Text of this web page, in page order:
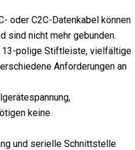
oder C2C-Datenkabel können
sind nicht mehr gebunden.
polige Stiftleiste, vielfältige
Anforderungen an
keine
und serielle Schnittstelle